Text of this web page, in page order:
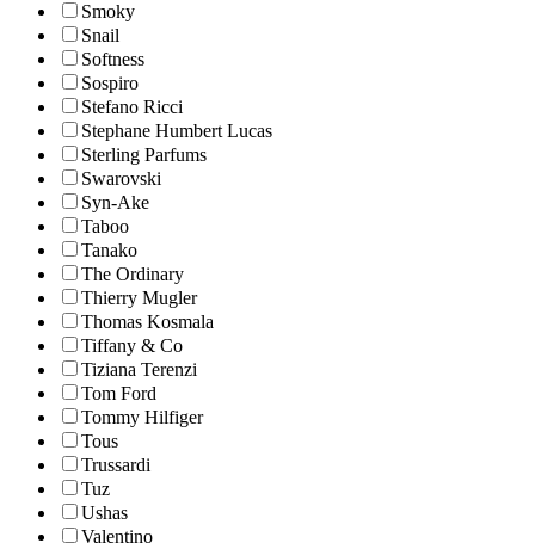
Smoky
Snail
Softness
Sospiro
Stefano Ricci
Stephane Humbert Lucas
Sterling Parfums
Swarovski
Syn-Ake
Taboo
Tanako
The Ordinary
Thierry Mugler
Thomas Kosmala
Tiffany & Co
Tiziana Terenzi
Tom Ford
Tommy Hilfiger
Tous
Trussardi
Tuz
Ushas
Valentino